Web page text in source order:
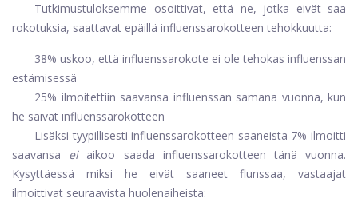
Tutkimustuloksemme osoittivat, että ne, jotka eivät saa
rokotuksia, saattavat epäillä influenssarokotteen tehokkuutta:
38% uskoo, että influenssarokote ei ole tehokas influenssan
estämisessä
25% ilmoitettiin saavansa influenssan samana vuonna, kun
he saivat influenssarokotteen
Lisäksi tyypillisesti influenssarokotteen saaneista 7% ilmoitti
saavansa
ei aikoo saada influenssarokotteen tänä vuonna.
Kysyttäessä miksi he eivät saaneet flunssaa, vastaajat
ilmoittivat seuraavista huolenaiheista: